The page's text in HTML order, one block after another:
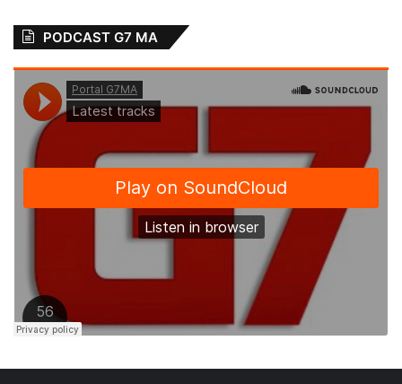
PODCAST G7 MA